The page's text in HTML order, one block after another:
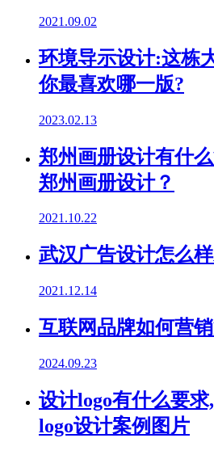
2021.09.02
环境导示设计:这栋
你最喜欢哪一版?
2023.02.13
郑州画册设计有什
郑州画册设计？
2021.10.22
武汉广告设计怎么
2021.12.14
互联网品牌如何营
2024.09.23
设计logo有什么要
logo设计案例图片